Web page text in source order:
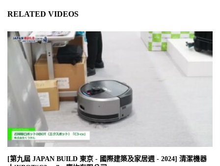
RELATED VIDEOS
[第九屆 JAPAN BUILD 東京 - 國際建築及家居週 - 2024] 清潔機器